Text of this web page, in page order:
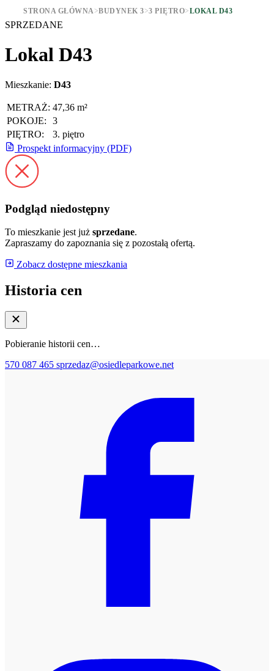
STRONA GŁÓWNA>BUDYNEK 3>3 PIĘTRO>LOKAL D43
SPRZEDANE
Lokal D43
Mieszkanie: D43
METRAŻ: 47,36 m²
POKOJE:
3
PIĘTRO:
3. piętro
Prospekt informacyjny (PDF)
Podgląd niedostępny
To mieszkanie jest już sprzedane.
Zapraszamy do zapoznania się z pozostałą ofertą.
Zobacz dostępne mieszkania
Historia cen
Pobieranie historii cen…
570 087 465 sprzedaz@osiedleparkowe.net